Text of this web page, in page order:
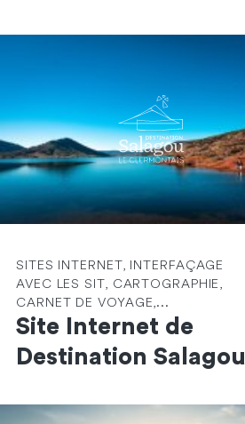
SITES INTERNET, INTERFAÇAGE
AVEC LES SIT, CARTOGRAPHIE,
CARNET DE VOYAGE,...
Site Internet de
Destination Salagou